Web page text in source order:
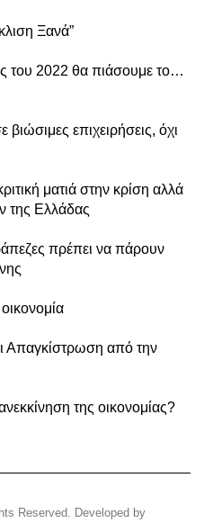
Ξανά”
του 2022 θα πιάσουμε το…
επιχειρήσεις, όχι
ματιά στην κρίση αλλά
της Ελλάδας
πρέπει να πάρουν
Απαγκίστρωση από την
της οικονομίας?
Reserved. Developed by